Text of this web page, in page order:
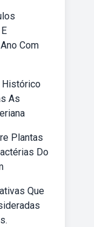
Com
Histórico
As
Plantas
Do
Que